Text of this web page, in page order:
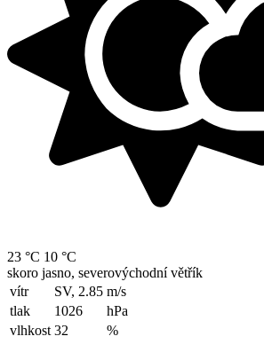
23 °C 10 °C
skoro jasno, severovýchodní větřík
vítr
SV, 2.85 m/s
tlak
1026
hPa
vlhkost 32 %